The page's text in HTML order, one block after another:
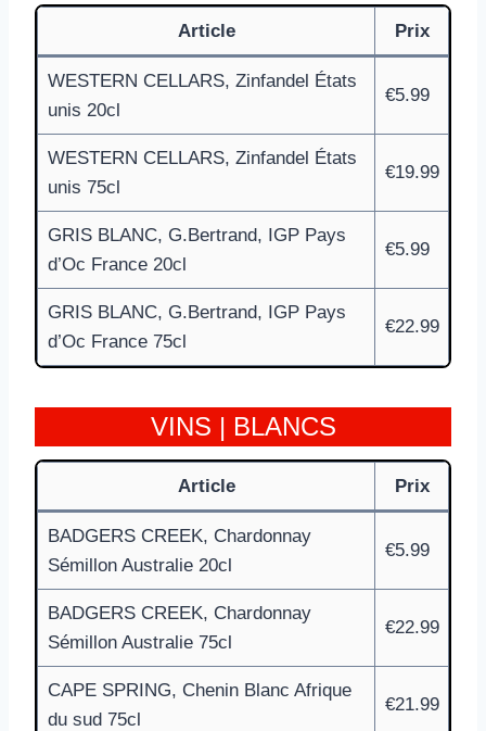
Article Prix
WESTERN CELLARS, Zinfandel États
unis 20cl
€5.99
WESTERN CELLARS, Zinfandel États
unis 75cl
€19.99
GRIS BLANC, G.Bertrand, IGP Pays
d’Oc France 20cl
€5.99
GRIS BLANC, G.Bertrand, IGP Pays
d’Oc France 75cl
€22.99
VINS | BLANCS
Article Prix
BADGERS CREEK, Chardonnay
Sémillon Australie 20cl
€5.99
BADGERS CREEK, Chardonnay
Sémillon Australie 75cl
€22.99
CAPE SPRING, Chenin Blanc Afrique
du sud 75cl
€21.99